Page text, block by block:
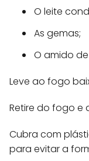
O leite
As gemas;
O amido
Leve ao fogo
Retire do fogo e
Cubra com
para evitar a